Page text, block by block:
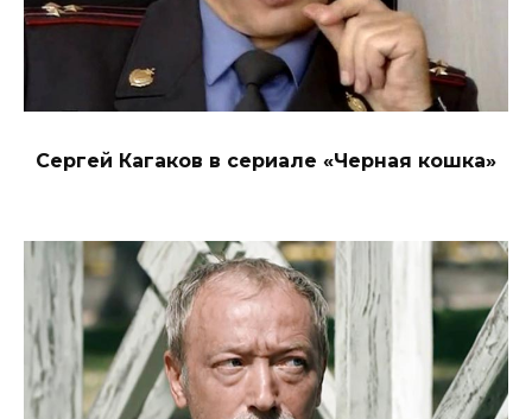
Сергей Кагаков в сериале «Черная кошка»